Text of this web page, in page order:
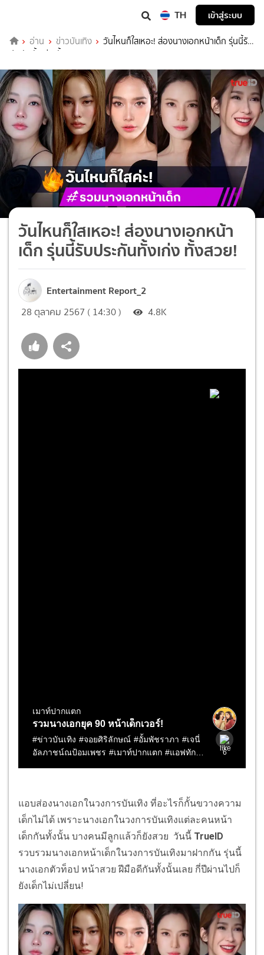
TH เข้าสู่ระบบ
อ่าน ข่าวบันเทิง
วันไหนก็ใสเหอะ! ส่องนางเอกหน้าเด็ก รุ่นนี้รับ
ประกันทั้งเก่ง ทั้งสวย!
วันไหนก็ใสเหอะ! ส่องนางเอกหน้า
เด็ก รุ่นนี้รับประกันทั้งเก่ง ทั้งสวย!
Entertainment Report_2
28 ตุลาคม 2567 ( 14:30 ) 4.8K
แอบส่องนางเอกในวงการบันเทิง ที่อะไรก็กั้นขวางความ
เด็กไม่ได้ เพราะนางเอกในวงการบันเทิงแต่ละคนหน้า
เด็กกันทั้งนั้น บางคนมีลูกแล้วก็ยังสวย วันนี้ TrueID
รวบรวมนางเอกหน้าเด็กในวงการบันเทิงมาฝากกัน รุ่นนี้
นางเอกตัวท็อป หน้าสวย ฝีมือดีกันทั้งนั้นเลย กี่ปีผ่านไปก็
ยังเด็กไม่เปลี่ยน!